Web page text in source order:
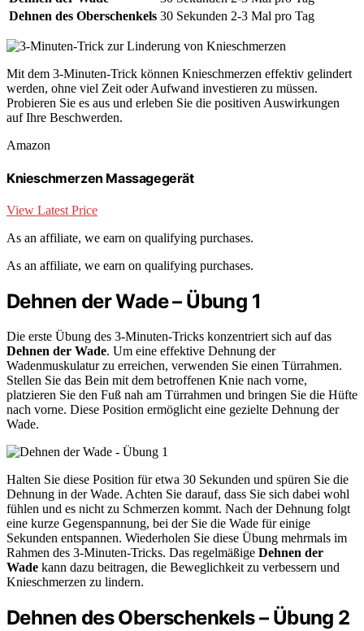
Dehnen des Oberschenkels 30 Sekunden 2-3 Mal pro Tag
Mit dem 3-Minuten-Trick können Knieschmerzen effektiv gelindert
werden, ohne viel Zeit oder Aufwand investieren zu müssen.
Probieren Sie es aus und erleben Sie die positiven Auswirkungen
auf Ihre Beschwerden.
Amazon
Knieschmerzen Massagegerät
View Latest Price
As an affiliate, we earn on qualifying purchases.
As an affiliate, we earn on qualifying purchases.
Dehnen der Wade – Übung 1
Die erste Übung des 3-Minuten-Tricks konzentriert sich auf das
Dehnen der Wade. Um eine effektive Dehnung der
Wadenmuskulatur zu erreichen, verwenden Sie einen Türrahmen.
Stellen Sie das Bein mit dem betroffenen Knie nach vorne,
platzieren Sie den Fuß nah am Türrahmen und bringen Sie die Hüfte
nach vorne. Diese Position ermöglicht eine gezielte Dehnung der
Wade.
Halten Sie diese Position für etwa 30 Sekunden und spüren Sie die
Dehnung in der Wade. Achten Sie darauf, dass Sie sich dabei wohl
fühlen und es nicht zu Schmerzen kommt. Nach der Dehnung folgt
eine kurze Gegenspannung, bei der Sie die Wade für einige
Sekunden entspannen. Wiederholen Sie diese Übung mehrmals im
Rahmen des 3-Minuten-Tricks. Das regelmäßige Dehnen der
Wade kann dazu beitragen, die Beweglichkeit zu verbessern und
Knieschmerzen zu lindern.
Dehnen des Oberschenkels – Übung 2